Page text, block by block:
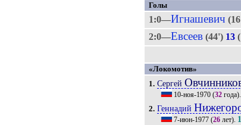
Голы
1:0—Игнашевич
2:0—Евсеев (44') 13 (
«Локомотив»
1. Сергей
10-ноя-1970 (32
2. Геннадий
7-июн-1977 (26 лет).